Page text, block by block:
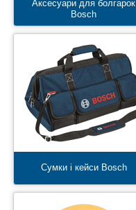
Аксесуари для болгарок
Bosch
Сумки і кейси Bosch